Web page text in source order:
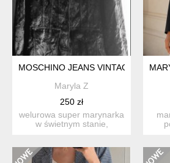
MOSCHINO JEANS VINTAGE L
Maryla Z
250 zł
welurowa super marynarka
w świetnym stanie,